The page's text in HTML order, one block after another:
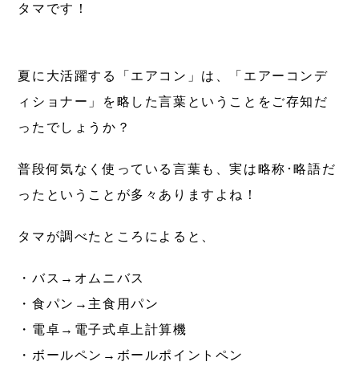
タマです！
夏に大活躍する「エアコン」は、「エアーコンデ
ィショナー」を略した言葉ということをご存知だ
ったでしょうか？
普段何気なく使っている言葉も、実は略称･略語だ
ったということが多々ありますよね！
タマが調べたところによると、
・バス→オムニバス
・食パン→主食用パン
・電卓→電子式卓上計算機
・ボールペン→ボールポイントペン